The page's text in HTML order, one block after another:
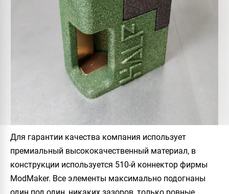
Для гарантии качества компания использует
премиальный высококачественный материал, в
конструкции используется 510-й коннектор фирмы
ModMaker. Все элементы максимально подогнаны